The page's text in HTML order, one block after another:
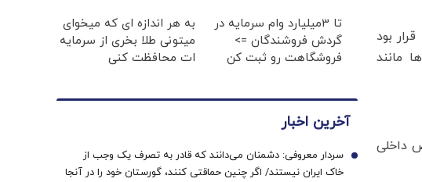
بود
مانند
داخلی
تا 3میلیارد وام سرمایه در
گردش فروشندگان =>
فروشگاهت رو ثبت کن
به هر اندازه ای که میخوای
میتونی طلا بخری از سرمایه
ات محافظت کنی
آخرین اخبار
سردار معروفی: دشمنان می‌دانند که قادر به تصرف یک وجب از
خاک ایران نیستند/ اگر چنین حماقتی کنند، گورستان خود را در آنجا
1